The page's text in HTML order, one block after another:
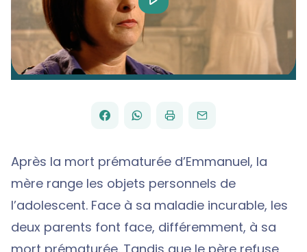
PARTAGER
FACEBOOK
PARTAGER
WHATSAPP
IMPRIMERENVOYER
PAR
EMAIL
Après la mort prématurée d’Emmanuel, la
mère range les objets personnels de
l’adolescent. Face à sa maladie incurable, les
deux parents font face, différemment, à sa